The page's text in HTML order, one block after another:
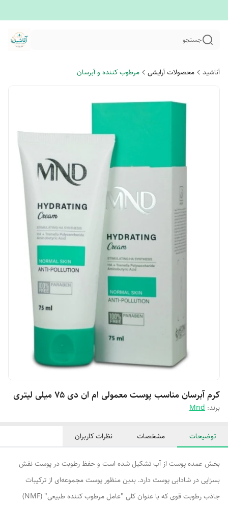
جستجو
آناشید محصولات آرایشی مرطوب کننده و آبرسان
کرم آبرسان مناسب پوست معمولی ام ان دی ۷۵ میلی لیتری
برند: Mnd
توضیحات مشخصات نظرات کاربران
بخش عمده پوست از آب تشکیل شده است و حفظ رطوبت در پوست نقش
بسزایی در شادابی پوست دارد. بدین منظور پوست مجموعه‌ای از ترکیبات
جاذب رطوبت قوی که با عنوان کلی "عامل مرطوب کننده طبیعی" (NMF)